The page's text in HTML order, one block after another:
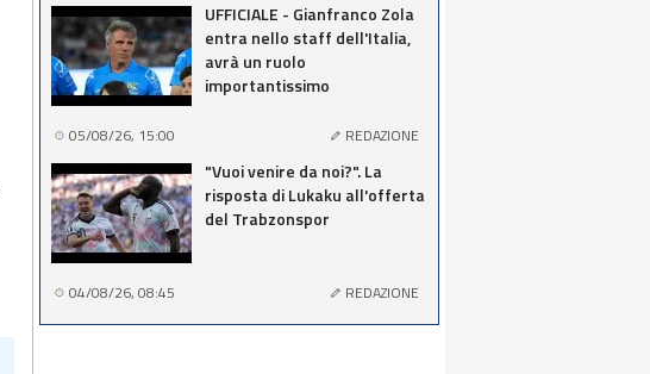
UFFICIALE - Gianfranco Zola
entra nello staff dell'Italia,
avrà un ruolo
importantissimo
05/08/26, 15:00 REDAZIONE
"Vuoi venire da noi?". La
risposta di Lukaku all'offerta
del Trabzonspor
04/08/26, 08:45 REDAZIONE